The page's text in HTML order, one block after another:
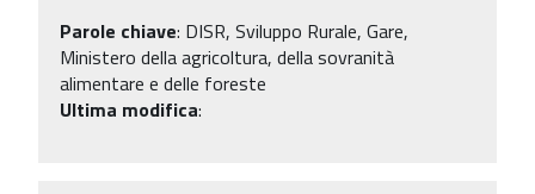
Parole chiave: DISR, Sviluppo Rurale, Gare,
Ministero della agricoltura, della sovranità
alimentare e delle foreste
Ultima modifica: